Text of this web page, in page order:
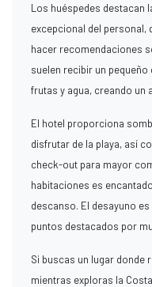
Los huéspedes destacan
excepcional del personal,
hacer recomendaciones
suelen recibir un pequeño
frutas y agua, creando un
El hotel proporciona
disfrutar de la playa, así
check-out para mayor
habitaciones es
descanso. El desayuno
puntos destacados por
Si buscas un lugar donde
mientras exploras la